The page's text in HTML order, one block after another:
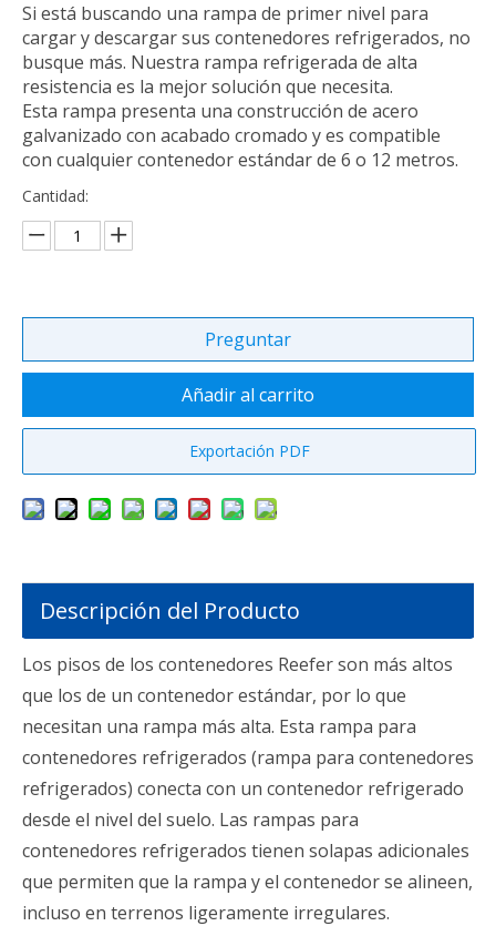
Si está buscando una rampa de primer nivel para
cargar y descargar sus contenedores refrigerados, no
busque más. Nuestra rampa refrigerada de alta
resistencia es la mejor solución que necesita.
Esta rampa presenta una construcción de acero
galvanizado con acabado cromado y es compatible
con cualquier contenedor estándar de 6 o 12 metros.
Cantidad:
Preguntar
Añadir al carrito
Exportación PDF
Descripción del Producto
Los pisos de los contenedores Reefer son más altos
que los de un contenedor estándar, por lo que
necesitan una rampa más alta. Esta rampa para
contenedores refrigerados (rampa para contenedores
refrigerados) conecta con un contenedor refrigerado
desde el nivel del suelo. Las rampas para
contenedores refrigerados tienen solapas adicionales
que permiten que la rampa y el contenedor se alineen,
incluso en terrenos ligeramente irregulares.